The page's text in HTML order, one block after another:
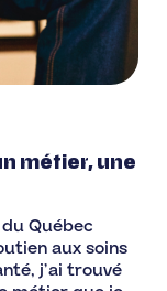
métier, une
Québec
aux soins
j’ai trouvé